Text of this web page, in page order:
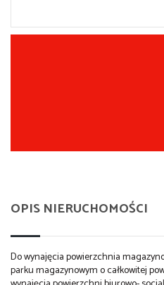
OPIS NIERUCHOMOŚCI
Do wynajęcia powierzchnia
parku magazynowym o całkowitej